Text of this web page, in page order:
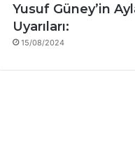
Yusuf Güney’in
Uyarıları:
15/08/2024